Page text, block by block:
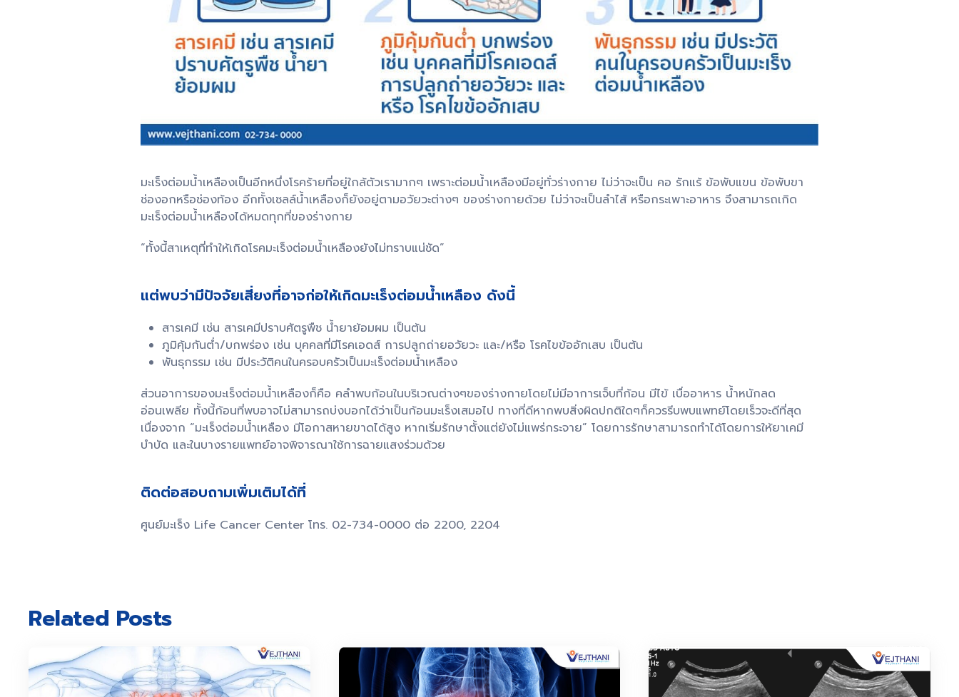
มะเร็งต่อมน้ำเหลืองเป็นอีกหนึ่งโรคร้ายที่อยู่ใกล้ตัวเรามากๆ เพราะต่อมน้ำเหลืองมีอยู่ทั่วร่างกาย ไม่ว่าจะเป็น คอ รักแร้ ข้อพับแขน ข้อพับขา
ช่องอกหรือช่องท้อง อีกทั้งเซลล์น้ำเหลืองก็ยังอยู่ตามอวัยวะต่างๆ ของร่างกายด้วย ไม่ว่าจะเป็นลำไส้ หรือกระเพาะอาหาร จึงสามารถเกิด
มะเร็งต่อมน้ำเหลืองได้หมดทุกที่ของร่างกาย
“ทั้งนี้สาเหตุที่ทำให้เกิดโรคมะเร็งต่อมน้ำเหลืองยังไม่ทราบแน่ชัด”
แต่พบว่ามีปัจจัยเสี่ยงที่อาจก่อให้เกิดมะเร็งต่อมน้ำเหลือง ดังนี้
สารเคมี เช่น สารเคมีปราบศัตรูพืช น้ำยาย้อมผม เป็นต้น
ภูมิคุ้มกันต่ำ/บกพร่อง เช่น บุคคลที่มีโรคเอดส์ การปลูกถ่ายอวัยวะ และ/หรือ โรคไขข้ออักเสบ เป็นต้น
พันธุกรรม เช่น มีประวัติคนในครอบครัวเป็นมะเร็งต่อมน้ำเหลือง
ส่วนอาการของมะเร็งต่อมน้ำเหลืองก็คือ คลำพบก้อนในบริเวณต่างๆของร่างกายโดยไม่มีอาการเจ็บที่ก้อน มีไข้ เบื่ออาหาร น้ำหนักลด
อ่อนเพลีย ทั้งนี้ก้อนที่พบอาจไม่สามารถบ่งบอกได้ว่าเป็นก้อนมะเร็งเสมอไป ทางที่ดีหากพบสิ่งผิดปกติใดๆก็ควรรีบพบแพทย์โดยเร็วจะดีที่สุด
เนื่องจาก “มะเร็งต่อมน้ำเหลือง มีโอกาสหายขาดได้สูง หากเริ่มรักษาตั้งแต่ยังไม่แพร่กระจาย” โดยการรักษาสามารถทำได้โดยการให้ยาเคมี
บำบัด และในบางรายแพทย์อาจพิจารณาใช้การฉายแสงร่วมด้วย
ติดต่อสอบถามเพิ่มเติมได้ที่
ศูนย์มะเร็ง Life Cancer Center โทร. 02-734-0000 ต่อ 2200, 2204
Related Posts